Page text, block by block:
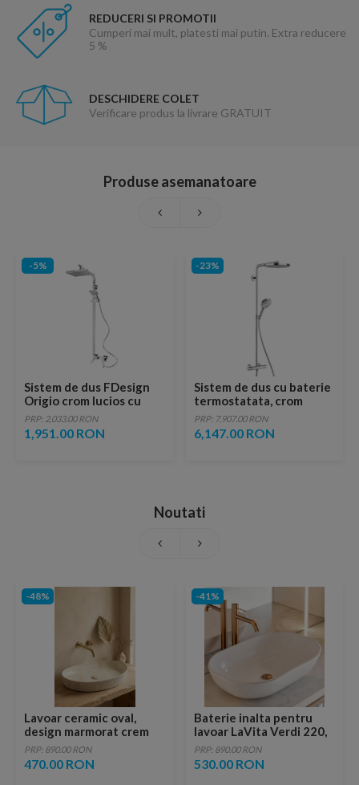
REDUCERI SI PROMOTII
Cumperi mai mult, platesti mai putin. Extra reducere
5 %
DESCHIDERE COLET
Verificare produs la livrare GRATUIT
Produse asemanatoare
-5%
Sistem de dus FDesign
Origio crom lucios cu
baterie monocomanda
PRP: 2,033.00 RON
1,951.00 RON
-23%
Sistem de dus cu baterie
termostatata, crom
Hansgrohe Raindance
Select S 240
PRP: 7,907.00 RON
6,147.00 RON
Noutati
-48%
Lavoar ceramic oval,
design marmorat crem
lucios cu vene aurii,
ventil inclus
PRP: 890.00 RON
470.00 RON
-41%
Baterie inalta pentru
lavoar LaVita Verdi 220,
fara ventil, brushed
copper
PRP: 890.00 RON
530.00 RON